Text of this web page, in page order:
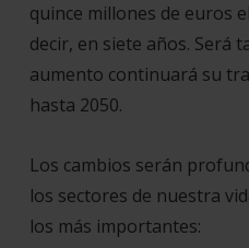
quince millones de euros
decir, en siete años. Será
aumento continuará su
hasta 2050.
Los cambios serán
los sectores de nuestra
los más importantes: